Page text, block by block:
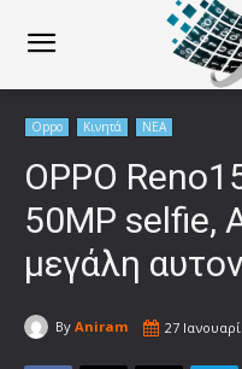
Oppo Κινητά ΝΕΑ
OPPO
50MP selfie,
μεγάλη
By Aniram 27